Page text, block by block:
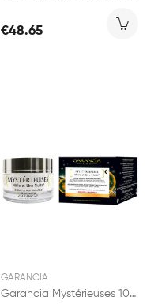
€48.65
GARANCIA
Garancia Mystérieuses 1001 Nuits pot 30ml